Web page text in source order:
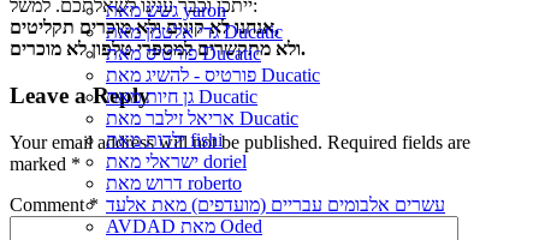
גשש מאת yaron
גדי אלטמן מאת Ducatic
פורטיס מאת Ducatic
פורטיס - להשיג מאת Ducatic
גן חיות מאת Ducatic
אריאל זילבר מאת Ducatic
ילדות מאת fishi
ישראלי מאת doriel
דרוש מאת roberto
עשרים אלבומים עבריים (מועדפים) מאת אלעד
AVDAD מאת Oded
ייתכן וכבר ענינו לשאלתכם. למשל:
אנחנו לא קונים ולא מוכרים תקליטים,
ולא מתקשרים למספרי טלפון לא מוכרים.
Leave a Reply
Your email address will not be published. Required fields are
marked *
Comment*